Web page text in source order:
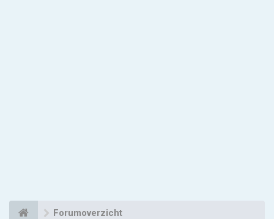
Forumoverzicht